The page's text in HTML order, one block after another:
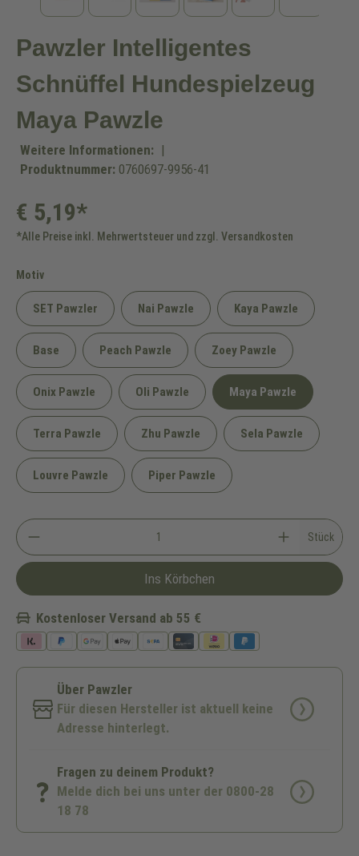
Pawzler Intelligentes
Schnüffel Hundespielzeug
Maya Pawzle
Weitere Informationen: |
Produktnummer: 0760697-9956-41
€ 5,19*
*Alle Preise inkl. Mehrwertsteuer und zzgl. Versandkosten
Motivauswählen
SET Pawzler Nai Pawzle Kaya Pawzle
Base Peach Pawzle Zoey Pawzle
Onix Pawzle Oli Pawzle Maya Pawzle
Terra Pawzle Zhu Pawzle Sela Pawzle
Louvre Pawzle Piper Pawzle
Stück
Ins Körbchen
Kostenloser Versand ab 55 €
Über Pawzler
Für diesen Hersteller ist aktuell keine
Adresse hinterlegt.
Fragen zu deinem Produkt?
Melde dich bei uns unter der 0800-28
18 78